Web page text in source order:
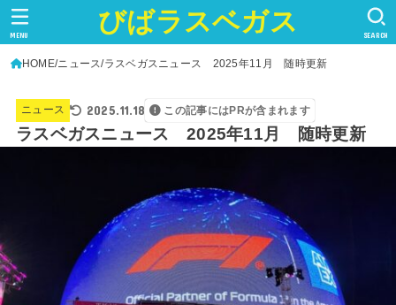
びばラスベガス SEARCH
MENU
HOME ニュース ラスベガスニュース 2025年11月 随時更新
ニュース 2025.11.18 この記事にはPRが含まれます
ラスベガスニュース 2025年11月 随時更新